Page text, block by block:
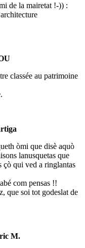
de la mairetat !-)) :
classée au patrimoine
òmi que disè aquò
lanusquetas que
çò qui ved a ringlantas
com pensas !!
que soi tot godeslat de
M.